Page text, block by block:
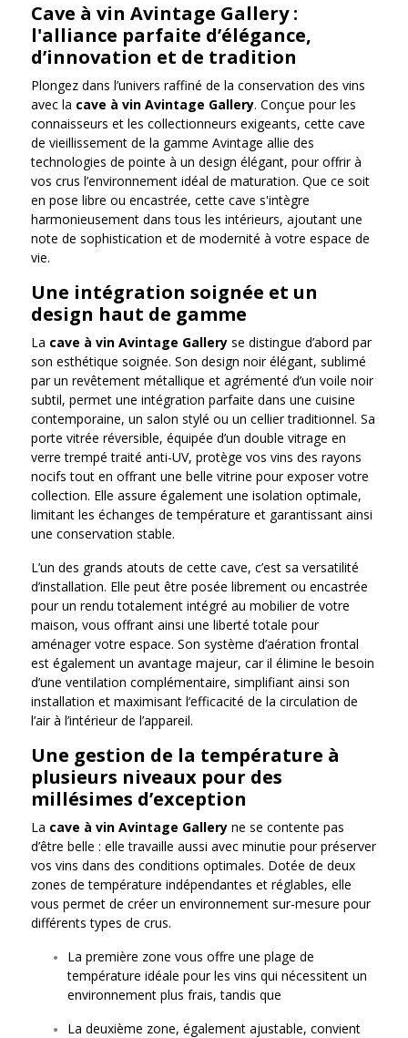
Cave à vin Avintage Gallery :
l'alliance parfaite d’élégance,
d’innovation et de tradition
Plongez dans l’univers raffiné de la conservation des vins
avec la cave à vin Avintage Gallery. Conçue pour les
connaisseurs et les collectionneurs exigeants, cette cave
de vieillissement de la gamme Avintage allie des
technologies de pointe à un design élégant, pour offrir à
vos crus l’environnement idéal de maturation. Que ce soit
en pose libre ou encastrée, cette cave s'intègre
harmonieusement dans tous les intérieurs, ajoutant une
note de sophistication et de modernité à votre espace de
vie.
Une intégration soignée et un
design haut de gamme
La cave à vin Avintage Gallery se distingue d’abord par
son esthétique soignée. Son design noir élégant, sublimé
par un revêtement métallique et agrémenté d’un voile noir
subtil, permet une intégration parfaite dans une cuisine
contemporaine, un salon stylé ou un cellier traditionnel. Sa
porte vitrée réversible, équipée d’un double vitrage en
verre trempé traité anti-UV, protège vos vins des rayons
nocifs tout en offrant une belle vitrine pour exposer votre
collection. Elle assure également une isolation optimale,
limitant les échanges de température et garantissant ainsi
une conservation stable.
L’un des grands atouts de cette cave, c’est sa versatilité
d’installation. Elle peut être posée librement ou encastrée
pour un rendu totalement intégré au mobilier de votre
maison, vous offrant ainsi une liberté totale pour
aménager votre espace. Son système d’aération frontal
est également un avantage majeur, car il élimine le besoin
d’une ventilation complémentaire, simplifiant ainsi son
installation et maximisant l’efficacité de la circulation de
l’air à l’intérieur de l’appareil.
Une gestion de la température à
plusieurs niveaux pour des
millésimes d’exception
La cave à vin Avintage Gallery ne se contente pas
d’être belle : elle travaille aussi avec minutie pour préserver
vos vins dans des conditions optimales. Dotée de deux
zones de température indépendantes et réglables, elle
vous permet de créer un environnement sur-mesure pour
différents types de crus.
La première zone vous offre une plage de
température idéale pour les vins qui nécessitent un
environnement plus frais, tandis que
La deuxième zone, également ajustable, convient